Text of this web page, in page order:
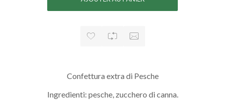
Confettura extra di Pesche
Ingredienti: pesche, zucchero di canna.